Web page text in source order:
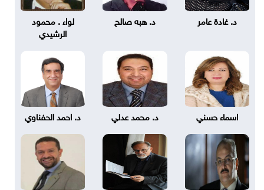
د. غادة عامر د. هبه صالح
لواء . محمود
الرشيدي
اسماء حسني د. محمد عدلي د. احمد الحفناوي